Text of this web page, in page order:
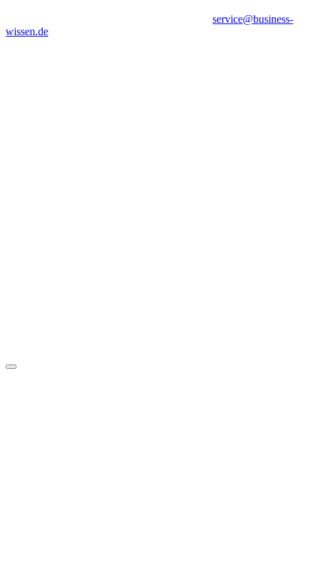
service@business-
wissen.de